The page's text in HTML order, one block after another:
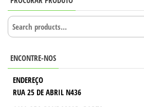
ENCONTRE-NOS
ENDEREÇO
RUA 25 DE ABRIL N436